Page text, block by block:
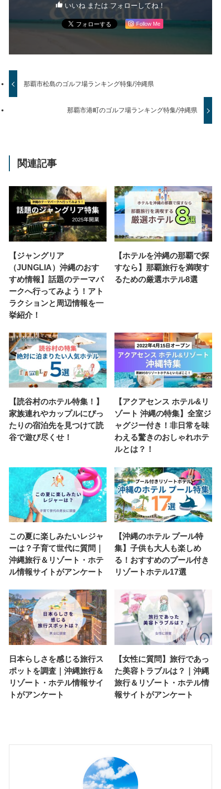
いいね または フォローしてね！
Follow Me
那覇市松島のゴルフ場ランキング特集/沖縄県
那覇市港町のゴルフ場ランキング特集/沖縄県
関連記事
【ジャングリア
（JUNGLIA）沖縄のおす
すめ情報】話題のテーマパ
ークへ行ってみよう！アト
ラクションと周辺情報を一
挙紹介！
【ホテルを沖縄の那覇で探
すなら】那覇旅行を満喫す
るための厳選ホテル8選
【読谷村のホテル特集！】
家族連れやカップルにぴっ
たりの宿泊先を見つけて読
谷で遊び尽くせ！
【アクアセンス ホテル&リ
ゾート 沖縄の特集】全室ジ
ャグジー付き！非日常を味
わえる驚きのおしゃれホテ
ルとは？！
この夏に楽しみたいレジャ
ーは？子育て世代に質問｜
沖縄旅行＆リゾート・ホテ
ル情報サイトがアンケート
【沖縄のホテル プール特
集】子供も大人も楽しめ
る！おすすめのプール付き
リゾートホテル17選
日本らしさを感じる旅行ス
ポットを調査｜沖縄旅行＆
リゾート・ホテル情報サイ
トがアンケート
【女性に質問】旅行であっ
た美容トラブルは？｜沖縄
旅行＆リゾート・ホテル情
報サイトがアンケート